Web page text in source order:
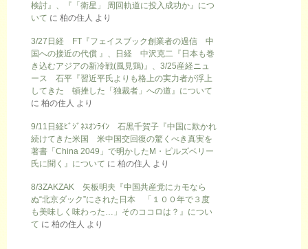
検討』、『「衛星」 周回軌道に投入成功か』につ
いて に 柏の住人 より
3/27日経 FT『フェイスブック創業者の過信 中
国への接近の代償 』、日経 中沢克二『日本も巻
き込むアジアの新冷戦(風見鶏)』、3/25産経ニュ
ース 石平『習近平氏よりも格上の実力者が浮上
してきた 頓挫した「独裁者」への道』について
に 柏の住人 より
9/11日経ﾋﾞｼﾞﾈｽｵﾝﾗｲﾝ 石黒千賀子『中国に欺かれ
続けてきた米国 米中国交回復の驚くべき真実を
著書「China 2049」で明かしたM・ピルズベリー
氏に聞く』について に 柏の住人 より
8/3ZAKZAK 矢板明夫『中国共産党にカモなら
ぬ“北京ダック”にされた日本 「１００年で３度
も美味しく味わった…」そのココロは？』につい
て に 柏の住人 より